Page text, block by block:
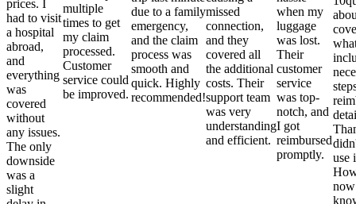
prices. I
had to visit
a hospital
abroad,
and
everything
was
covered
without
any issues.
The only
downside
was a
slight
multiple
times to get
my claim
processed.
Customer
service could
be improved.
due to a family
emergency,
and the claim
process was
smooth and
quick. Highly
recommended!
missed
connection,
and they
covered all
the additional
costs. Their
support team
was very
understanding
and efficient.
when my
luggage
was lost.
Their
customer
service
was top-
notch, and
I got
reimbursed
promptly.
use